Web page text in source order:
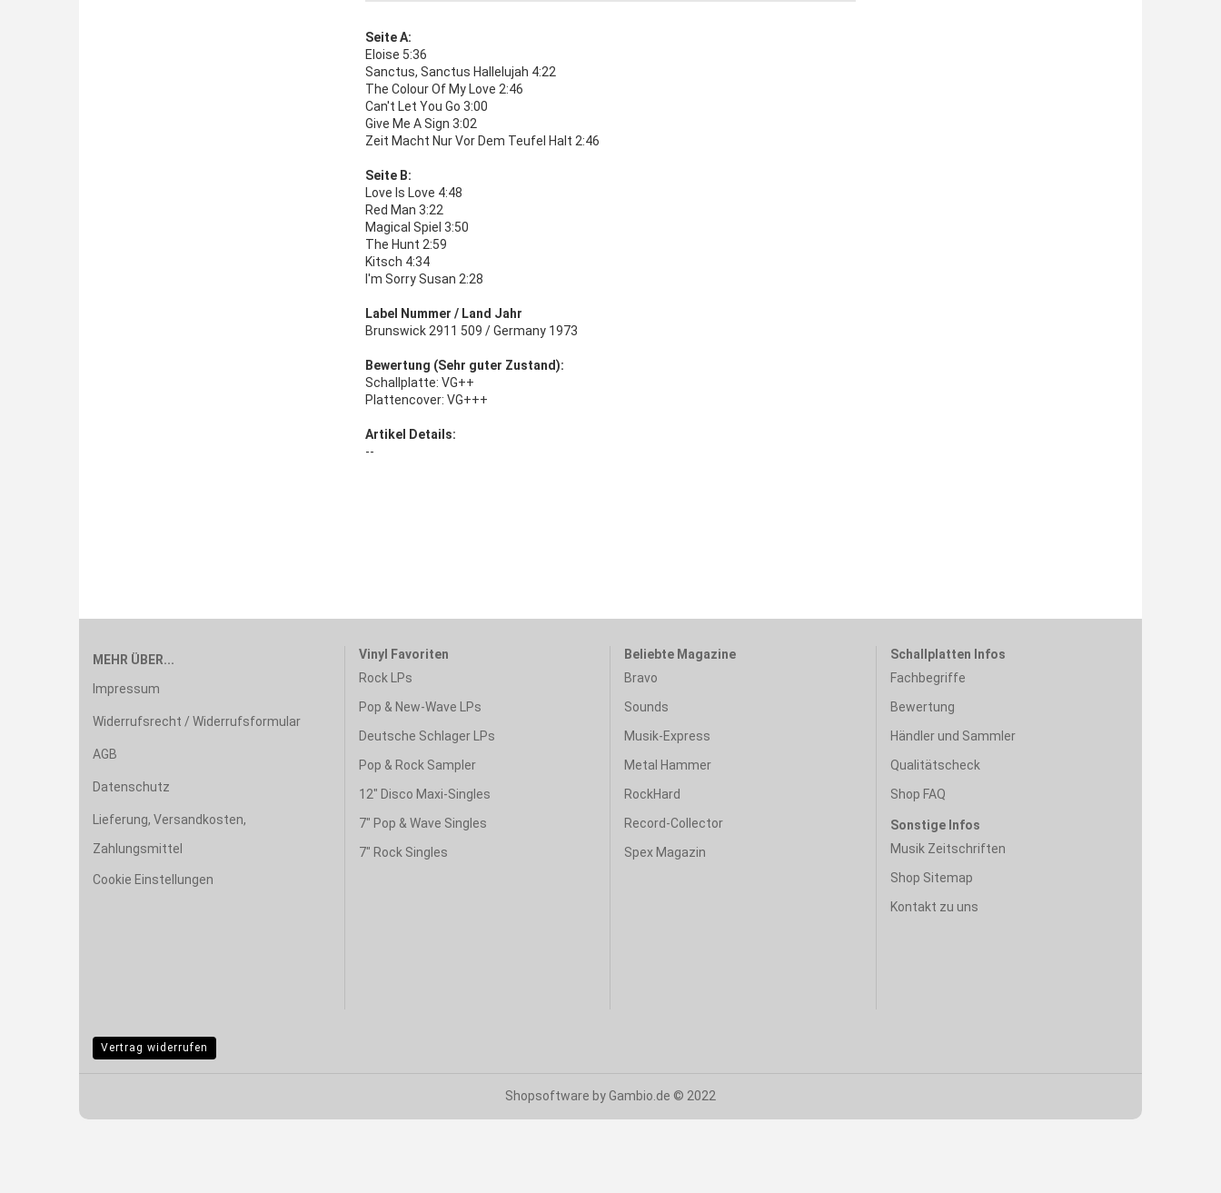
Seite A:
Eloise 5:36
Sanctus, Sanctus Hallelujah 4:22
The Colour Of My Love 2:46
Can't Let You Go 3:00
Give Me A Sign 3:02
Zeit Macht Nur Vor Dem Teufel Halt 2:46
Seite B:
Love Is Love 4:48
Red Man 3:22
Magical Spiel 3:50
The Hunt 2:59
Kitsch 4:34
I'm Sorry Susan 2:28
Label Nummer / Land Jahr
Brunswick 2911 509 / Germany 1973
Bewertung (Sehr guter Zustand):
Schallplatte: VG++
Plattencover: VG+++
Artikel Details:
--
MEHR ÜBER...
Impressum
Widerrufsrecht / Widerrufsformular
AGB
Datenschutz
Lieferung, Versandkosten,
Zahlungsmittel
Cookie Einstellungen
Vinyl Favoriten
Rock LPs
Pop & New-Wave LPs
Deutsche Schlager LPs
Pop & Rock Sampler
12" Disco Maxi-Singles
7" Pop & Wave Singles
7" Rock Singles
Beliebte Magazine
Bravo
Sounds
Musik-Express
Metal Hammer
RockHard
Record-Collector
Spex Magazin
Schallplatten Infos
Fachbegriffe
Bewertung
Händler und Sammler
Qualitätscheck
Shop FAQ
Sonstige Infos
Musik Zeitschriften
Shop Sitemap
Kontakt zu uns
Vertrag widerrufen
Shopsoftware by Gambio.de © 2022